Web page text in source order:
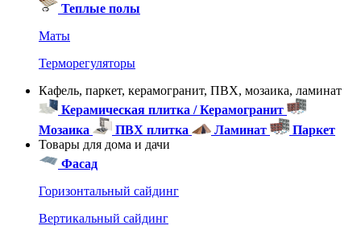
Теплые полы
Маты
Терморегуляторы
Кафель, паркет, керамогранит, ПВХ, мозаика, ламинат
Керамическая плитка / Керамогранит
Мозаика
ПВХ плитка Ламинат
Паркет
Товары для дома и дачи
Фасад
Горизонтальный сайдинг
Вертикальный сайдинг